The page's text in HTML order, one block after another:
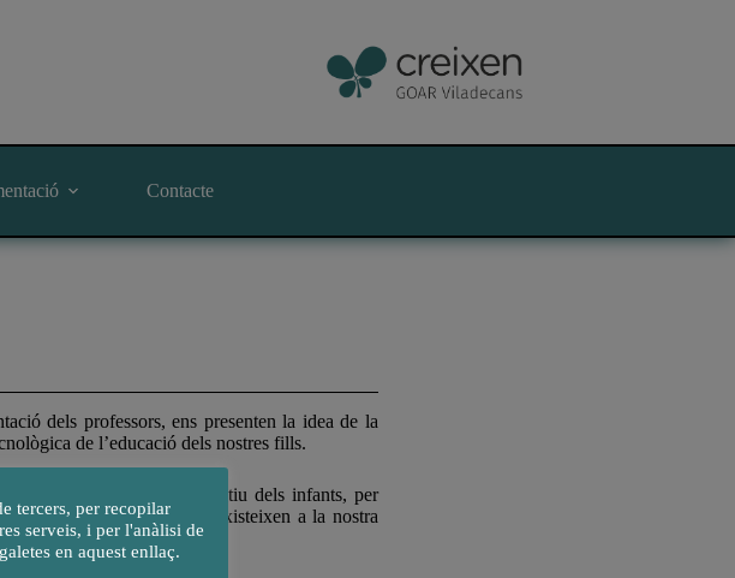
Contacte
dels professors, ens presenten la idea de la
de l’educació dels nostres fills.
pel bé del projecte educatiu dels infants, per
tantes innovacions que existeixen a la nostra
tercers, per recopilar
serveis, i per l'anàlisi de
en aquest enllaç.